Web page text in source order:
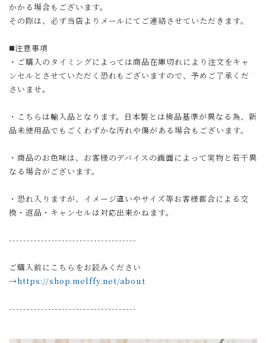
かかる場合もございます。
その際は、必ず当店よりメールにてご連絡させていただきます。
◼️注意事項
・ご購入のタイミングによっては商品在庫切れにより注文をキャ
ンセルとさせていただく恐れもございますので、予めご了承くだ
さいませ。
・こちらは輸入品となります。日本製とは検品基準が異なる為、新
品未使用品でもごくわずかな汚れや傷がある場合もございます。
・商品のお色味は、お客様のデバイスの画面によって実物と若干異
なる場合がございます。
・恐れ入りますが、イメージ違いやサイズ等お客様都合による交
換・返品・キャンセルは対応出来かねます。
------------------------------------
ご購入前にこちらをお読みください
→https://shop.melffy.net/about
------------------------------------